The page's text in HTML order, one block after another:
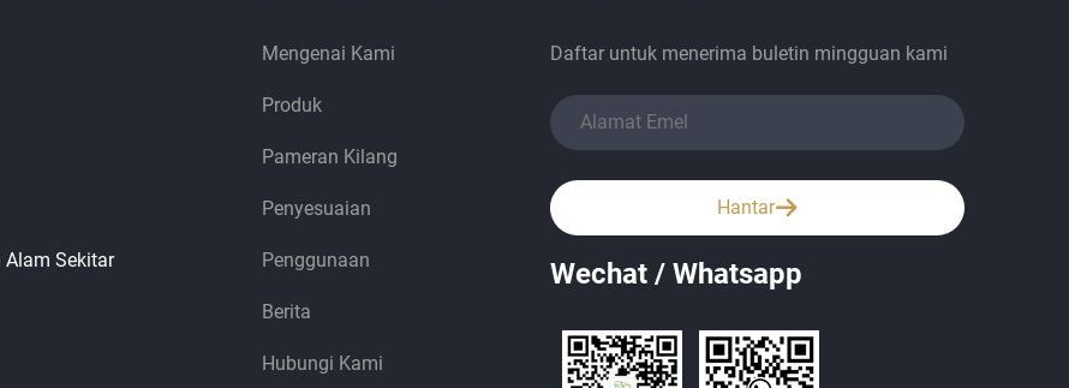
Alam Sekitar
Mengenai Kami
Produk
Pameran Kilang
Penyesuaian
Penggunaan
Berita
Hubungi Kami
Daftar untuk menerima buletin mingguan kami
Hantar
Wechat / Whatsapp